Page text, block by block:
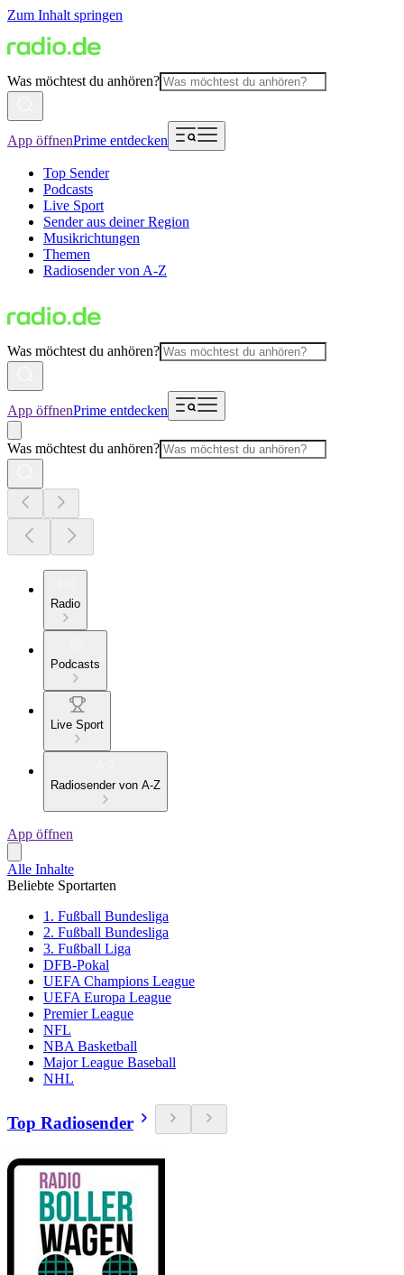
Zum Inhalt springen
Was möchtest du anhören?
App öffnenPrime entdecken
Top Sender
Podcasts
Live Sport
Sender aus deiner Region
Musikrichtungen
Themen
Radiosender von A-Z
Was möchtest du anhören?
App öffnenPrime entdecken
Was möchtest du anhören?
Radio
Podcasts
Live Sport
Radiosender von A-Z
App öffnen
Alle Inhalte
Beliebte Sportarten
1. Fußball Bundesliga
2. Fußball Bundesliga
3. Fußball Liga
DFB-Pokal
UEFA Champions League
UEFA Europa League
Premier League
NFL
NBA Basketball
Major League Baseball
NHL
Top Radiosender